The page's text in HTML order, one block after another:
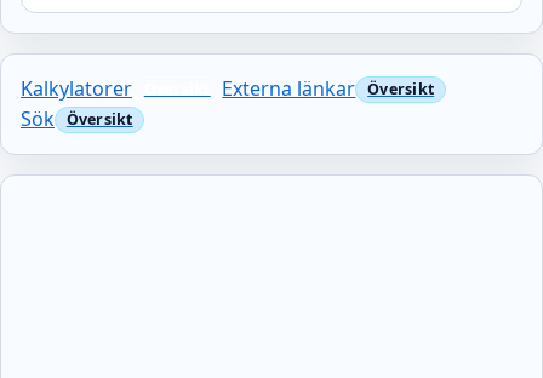
Kalkylatorer
Externa länkar
Sök